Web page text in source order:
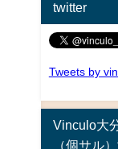
twitter
Tweets by
Vinculo大
（個サル